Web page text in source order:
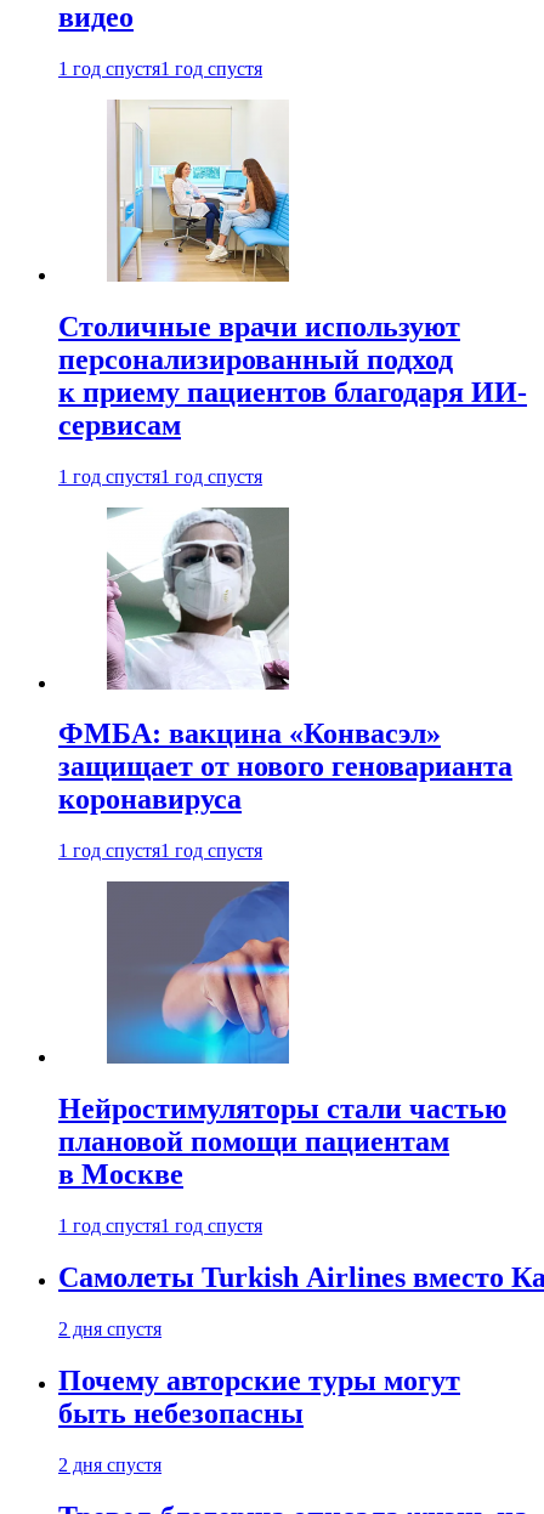
видео
1 год спустя1 год спустя
Столичные врачи используют
персонализированный подход
к приему пациентов благодаря ИИ-
сервисам
1 год спустя1 год спустя
ФМБА: вакцина «Конвасэл»
защищает от нового геноварианта
коронавируса
1 год спустя1 год спустя
Нейростимуляторы стали частью
плановой помощи пациентам
в Москве
1 год спустя1 год спустя
Самолеты Turkish Airlines вместо
2 дня спустя
Почему авторские туры могут
быть небезопасны
2 дня спустя